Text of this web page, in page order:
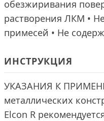
обезжиривания
растворения ЛКМ •
примесей • Не
ИНСТРУКЦИЯ
УКАЗАНИЯ К
металлических
Elcon R